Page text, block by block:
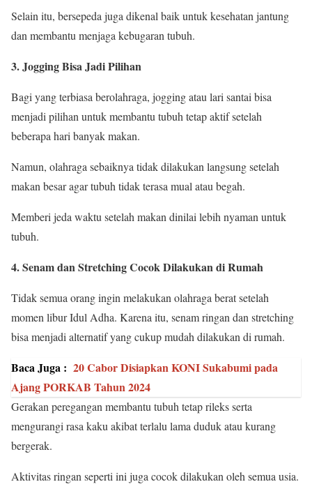
Selain itu, bersepeda juga dikenal baik untuk kesehatan jantung
dan membantu menjaga kebugaran tubuh.
3. Jogging Bisa Jadi Pilihan
Bagi yang terbiasa berolahraga, jogging atau lari santai bisa
menjadi pilihan untuk membantu tubuh tetap aktif setelah
beberapa hari banyak makan.
Namun, olahraga sebaiknya tidak dilakukan langsung setelah
makan besar agar tubuh tidak terasa mual atau begah.
Memberi jeda waktu setelah makan dinilai lebih nyaman untuk
tubuh.
4. Senam dan Stretching Cocok Dilakukan di Rumah
Tidak semua orang ingin melakukan olahraga berat setelah
momen libur Idul Adha. Karena itu, senam ringan dan stretching
bisa menjadi alternatif yang cukup mudah dilakukan di rumah.
Baca Juga : 20 Cabor Disiapkan KONI Sukabumi pada
Ajang PORKAB Tahun 2024
Gerakan peregangan membantu tubuh tetap rileks serta
mengurangi rasa kaku akibat terlalu lama duduk atau kurang
bergerak.
Aktivitas ringan seperti ini juga cocok dilakukan oleh semua usia.